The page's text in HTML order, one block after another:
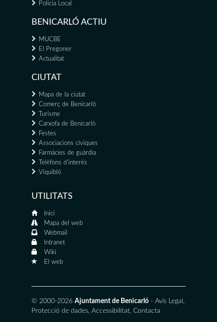
Policia Local
BENICARLÓ ACTIU
MUCBE
El Pregoner
Actualitat
CIUTAT
Mapa de la ciutat
Comerç de Benicarló
Turisme
Carxofa de Benicarló
Festes
Associacions cíviques
Farmàcies de guàrdia
Telèfons d'interés
Viquibló
UTILITATS
Inici
Mapa del web
Webmail
Intranet
Wiki
El web
© 2000-2026 Ajuntament de Benicarló - Avís Legal ,
Protecció de dades, Accessibilitat, Contacta